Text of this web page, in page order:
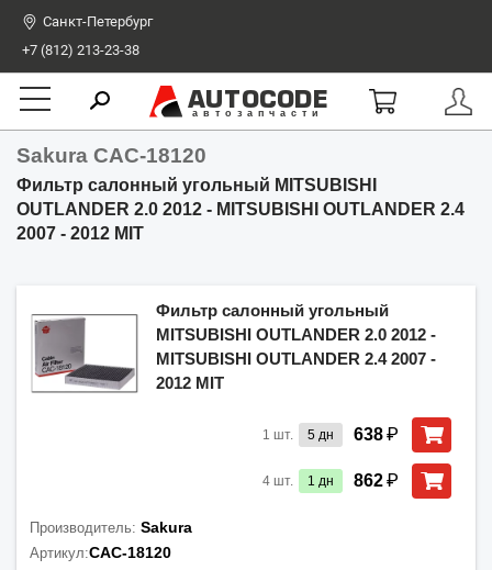
Санкт-Петербург
+7 (812) 213-23-38
AUTOCODE
автозапчасти
Sakura CAC-18120
Фильтр салонный угольный MITSUBISHI
OUTLANDER 2.0 2012 - MITSUBISHI OUTLANDER 2.4
2007 - 2012 MIT
Фильтр салонный угольный
MITSUBISHI OUTLANDER 2.0 2012 -
MITSUBISHI OUTLANDER 2.4 2007 -
2012 MIT
1 шт. 5 дн 638₽
4 шт. 1 дн 862₽
Производитель: Sakura
Артикул:CAC-18120